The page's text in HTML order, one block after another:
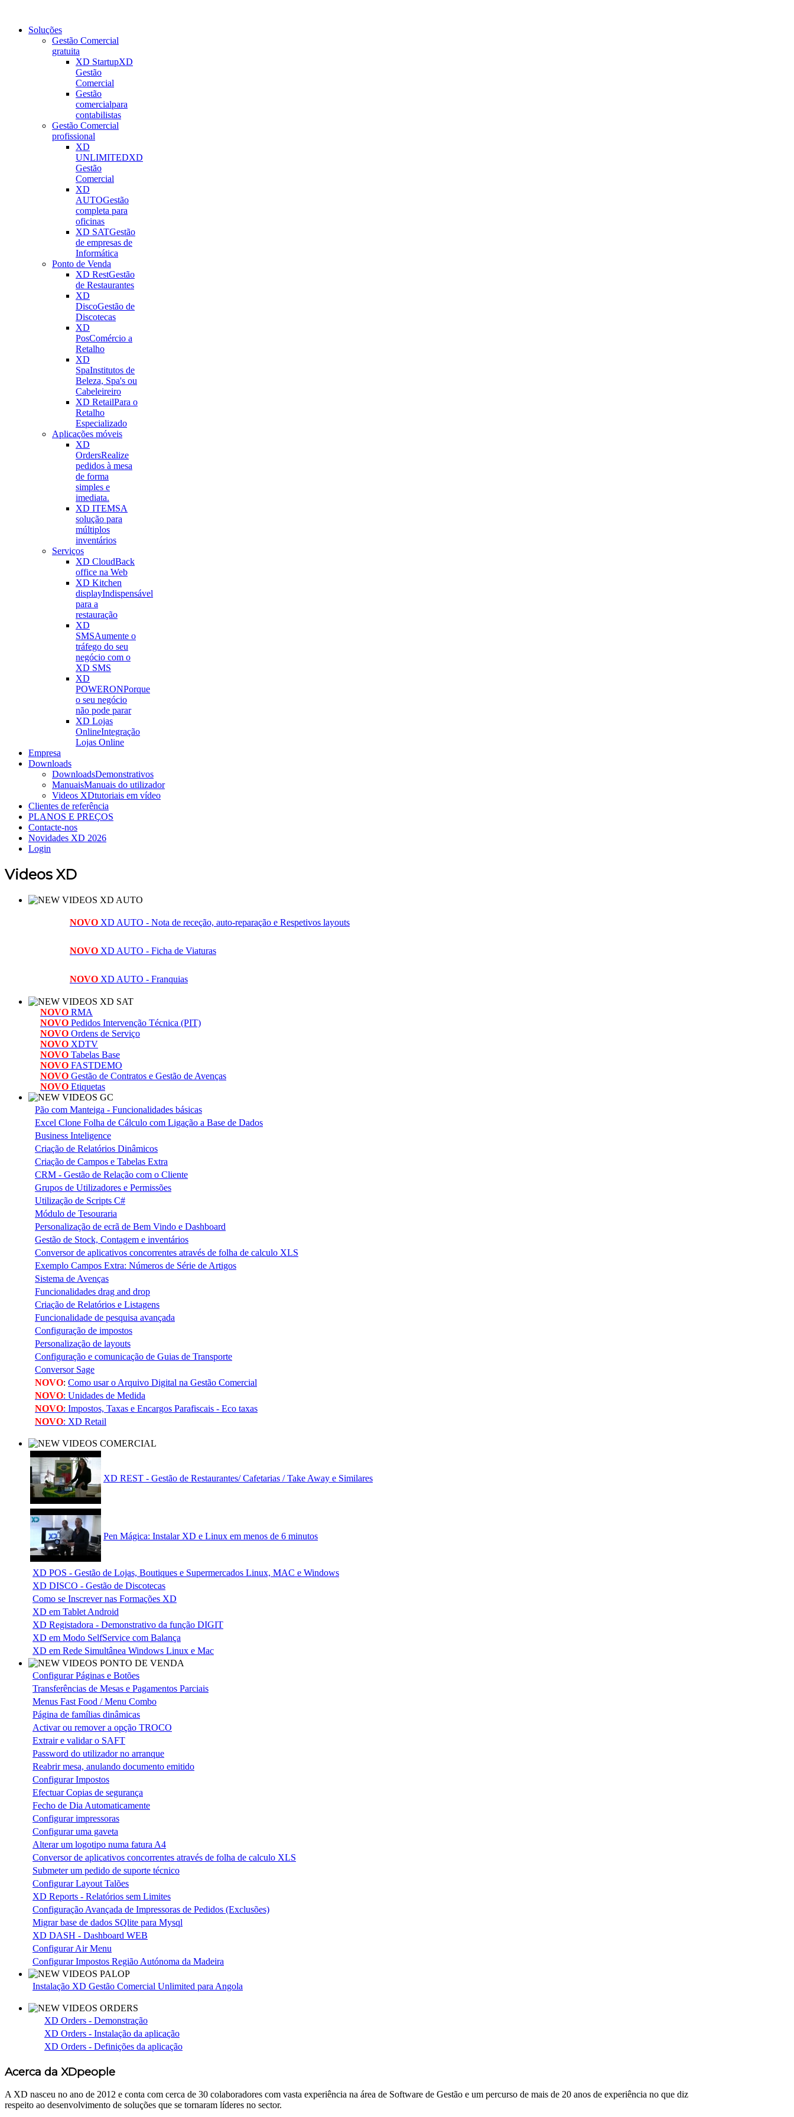
Soluções
Gestão Comercial
gratuita
XD StartupXD
Gestão
Comercial
Gestão
comercialpara
contabilistas
Gestão Comercial
profissional
XD
UNLIMITEDXD
Gestão
Comercial
XD
AUTOGestão
completa para
oficinas
XD SATGestão
de empresas de
Informática
Ponto de Venda
XD RestGestão
de Restaurantes
XD
DiscoGestão de
Discotecas
XD
PosComércio a
Retalho
XD
SpaInstitutos de
Beleza, Spa's ou
Cabeleireiro
XD RetailPara o
Retalho
Especializado
Aplicações móveis
XD
OrdersRealize
pedidos à mesa
de forma
simples e
imediata.
XD ITEMSA
solução para
múltiplos
inventários
Serviços
XD CloudBack
office na Web
XD Kitchen
displayIndispensável
para a
restauração
XD
SMSAumente o
tráfego do seu
negócio com o
XD SMS
XD
POWERONPorque
o seu negócio
não pode parar
XD Lojas
OnlineIntegração
Lojas Online
Empresa
Downloads
DownloadsDemonstrativos
ManuaisManuais do utilizador
Videos XDtutoriais em vídeo
Clientes de referência
PLANOS E PREÇOS
Contacte-nos
Novidades XD 2026
Login
Videos XD
NOVO XD AUTO - Nota de receção, auto-reparação e Respetivos layouts
NOVO XD AUTO - Ficha de Viaturas
NOVO XD AUTO - Franquias
NOVO RMA
NOVO Pedidos Intervenção Técnica (PIT)
NOVO Ordens de Serviço
NOVO XDTV
NOVO Tabelas Base
NOVO FASTDEMO
NOVO Gestão de Contratos e Gestão de Avenças
NOVO Etiquetas
Pão com Manteiga - Funcionalidades básicas
Excel Clone Folha de Cálculo com Ligação a Base de Dados
Business Inteligence
Criação de Relatórios Dinâmicos
Criação de Campos e Tabelas Extra
CRM - Gestão de Relação com o Cliente
Grupos de Utilizadores e Permissões
Utilização de Scripts C#
Módulo de Tesouraria
Personalização de ecrã de Bem Vindo e Dashboard
Gestão de Stock, Contagem e inventários
Conversor de aplicativos concorrentes através de folha de calculo XLS
Exemplo Campos Extra: Números de Série de Artigos
Sistema de Avenças
Funcionalidades drag and drop
Criação de Relatórios e Listagens
Funcionalidade de pesquisa avançada
Configuração de impostos
Personalização de layouts
Configuração e comunicação de Guias de Transporte
Conversor Sage
NOVO: Como usar o Arquivo Digital na Gestão Comercial
NOVO: Unidades de Medida
NOVO: Impostos, Taxas e Encargos Parafiscais - Eco taxas
NOVO: XD Retail
XD REST - Gestão de Restaurantes/ Cafetarias / Take Away e Similares
Pen Mágica: Instalar XD e Linux em menos de 6 minutos
XD POS - Gestão de Lojas, Boutiques e Supermercados Linux, MAC e Windows
XD DISCO - Gestão de Discotecas
Como se Inscrever nas Formações XD
XD em Tablet Android
XD Registadora - Demonstrativo da função DIGIT
XD em Modo SelfService com Balança
XD em Rede Simultânea Windows Linux e Mac
Configurar Páginas e Botões
Transferências de Mesas e Pagamentos Parciais
Menus Fast Food / Menu Combo
Página de famílias dinâmicas
Activar ou remover a opção TROCO
Extrair e validar o SAFT
Password do utilizador no arranque
Reabrir mesa, anulando documento emitido
Configurar Impostos
Efectuar Copias de segurança
Fecho de Dia Automaticamente
Configurar impressoras
Configurar uma gaveta
Alterar um logotipo numa fatura A4
Conversor de aplicativos concorrentes através de folha de calculo XLS
Submeter um pedido de suporte técnico
Configurar Layout Talões
XD Reports - Relatórios sem Limites
Configuração Avançada de Impressoras de Pedidos (Exclusões)
Migrar base de dados SQlite para Mysql
XD DASH - Dashboard WEB
Configurar Air Menu
Configurar Impostos Região Autónoma da Madeira
Instalação XD Gestão Comercial Unlimited para Angola
XD Orders - Demonstração
XD Orders - Instalação da aplicação
XD Orders - Definições da aplicação
Acerca da XDpeople
A XD nasceu no ano de 2012 e conta com cerca de 30 colaboradores com vasta experiência na área de Software de Gestão e um percurso de mais de 20 anos de experiência no que diz
respeito ao desenvolvimento de soluções que se tornaram líderes no sector.